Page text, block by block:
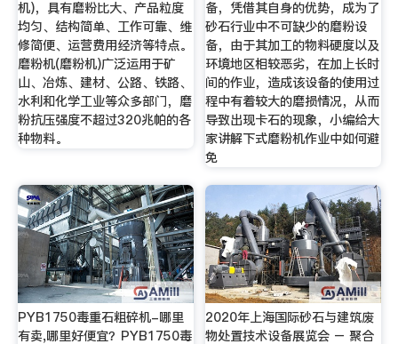
机)，具有磨粉比大、产品粒度
均匀、结构简单、工作可靠、维
修简便、运营费用经济等特点。
磨粉机(磨粉机)广泛运用于矿
山、冶炼、建材、公路、铁路、
水利和化学工业等众多部门，磨
粉抗压强度不超过320兆帕的各
种物料。
备，凭借其自身的优势，成为了
砂石行业中不可缺少的磨粉设
备，由于其加工的物料硬度以及
环境地区相较恶劣，在加上长时
间的作业，造成该设备的使用过
程中有着较大的磨损情况，从而
导致出现卡石的现象，小编给大
家讲解下式磨粉机作业中如何避
免
PYB1750毒重石粗碎机-哪里
有卖,哪里好便宜？PYB1750毒
2020年上海国际砂石与建筑废
物处置技术设备展览会 – 聚合